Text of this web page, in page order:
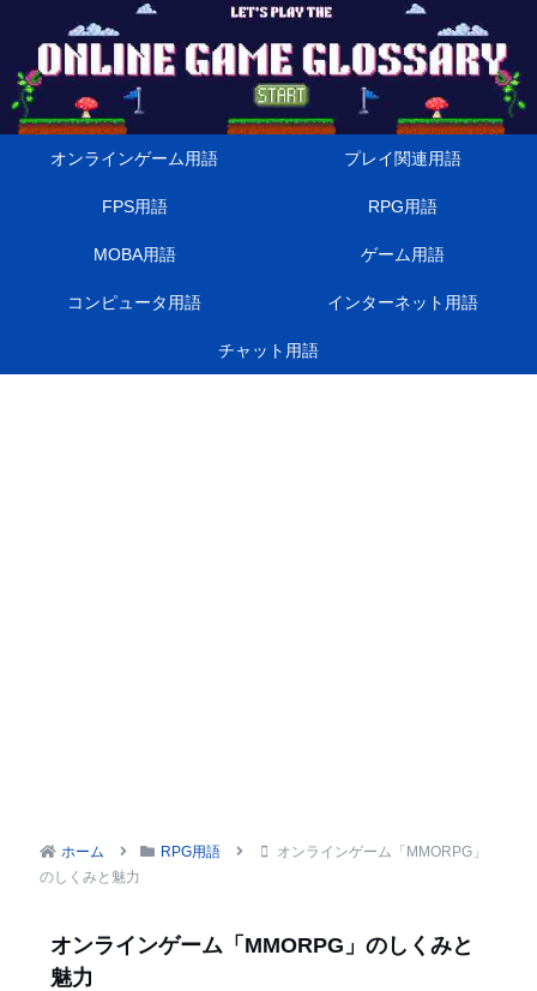
オンラインゲーム用語 プレイ関連用語
FPS用語 RPG用語
MOBA用語 ゲーム用語
コンピュータ用語 インターネット用語
チャット用語
ホーム RPG用語
オンラインゲーム「MMORPG」
のしくみと魅力
オンラインゲーム「MMORPG」のしくみと
魅力